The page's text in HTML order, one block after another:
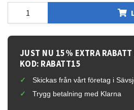
JUST NU 15% EXTRA
KOD: RABATT15
Skickas från vårt företag i
Trygg betalning med Klarna